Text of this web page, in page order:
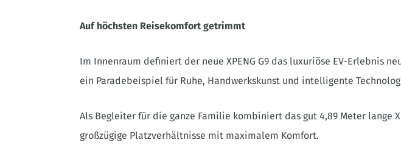
Auf höchsten Reisekomfort getrimmt
Im Innenraum definiert der neue XPENG G9 das luxuriöse EV-Erlebnis
ein Paradebeispiel für Ruhe, Handwerkskunst und intelligente
Als Begleiter für die ganze Familie kombiniert das gut 4,89 Meter lange
großzügige Platzverhältnisse mit maximalem Komfort.